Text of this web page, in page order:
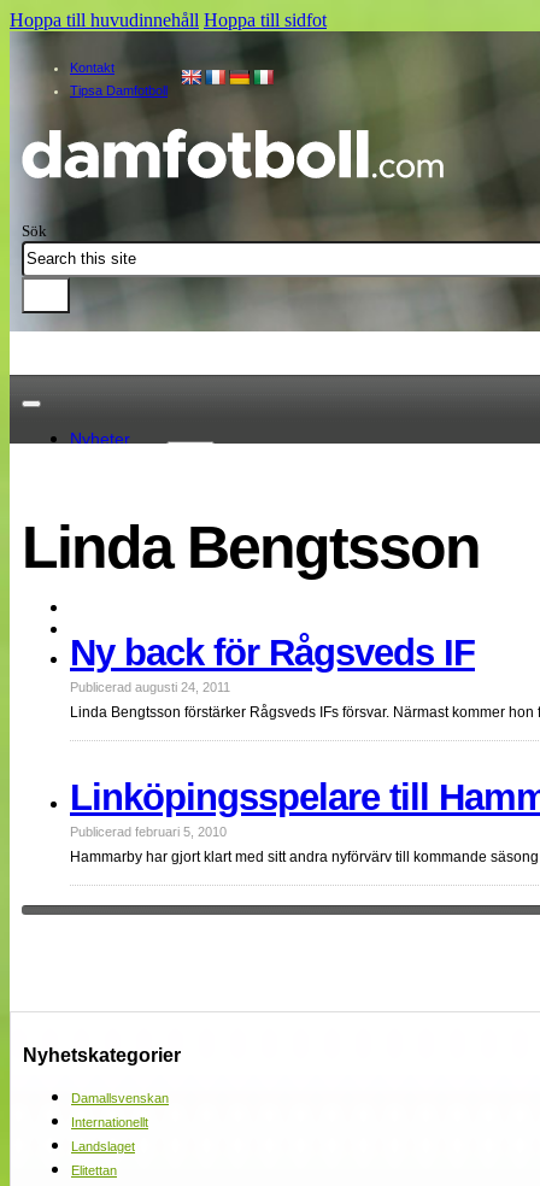
Hoppa till huvudinnehåll Hoppa till sidfot
Kontakt
Tipsa Damfotboll
Sök
Nyheter
Landslaget
EM 2013
Internationellt
Bloggar
Lagen
Webb-TV
Cuper
Split vision
Om oss
Annonsera
Statistik
Tipsa Damfotboll
Linda Bengtsson
Ny back för Rågsveds IF
Publicerad augusti 24, 2011
Linda Bengtsson förstärker Rågsveds IFs försvar. Närmast kommer
Linköpingsspelare till
Publicerad februari 5, 2010
Hammarby har gjort klart med sitt andra nyförvärv till kommande
Nyhetskategorier
Damallsvenskan
Internationellt
Landslaget
Elitettan